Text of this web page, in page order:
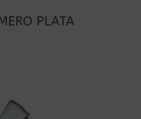
PLATA